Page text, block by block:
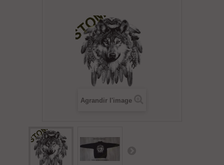
Agrandir l'image